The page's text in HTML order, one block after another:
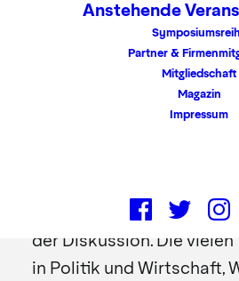
Anstehende
Partner &
Mitgliedschaft
Magazin
Impressum
Dienstag, 20. Juni 2017
18:00 – 20:30 Uhr
Deutsches
am Main / Schaumainkai
„Architektur der Stadt“
der Diskussion. Die vielen
in Politik und Wirtschaft,